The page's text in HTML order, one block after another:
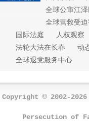
全球公审江
全球营救受
国际法庭
人权观察
法轮大法在长春
动
全球退党服务中心
Copyright © 2002-
Persecution of